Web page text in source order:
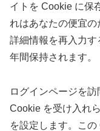
イトを Cookie に保
れはあなたの便宜
詳細情報を再入力
年間保持されます。
ログインページを
Cookie を受け入れ
を設定します。こ